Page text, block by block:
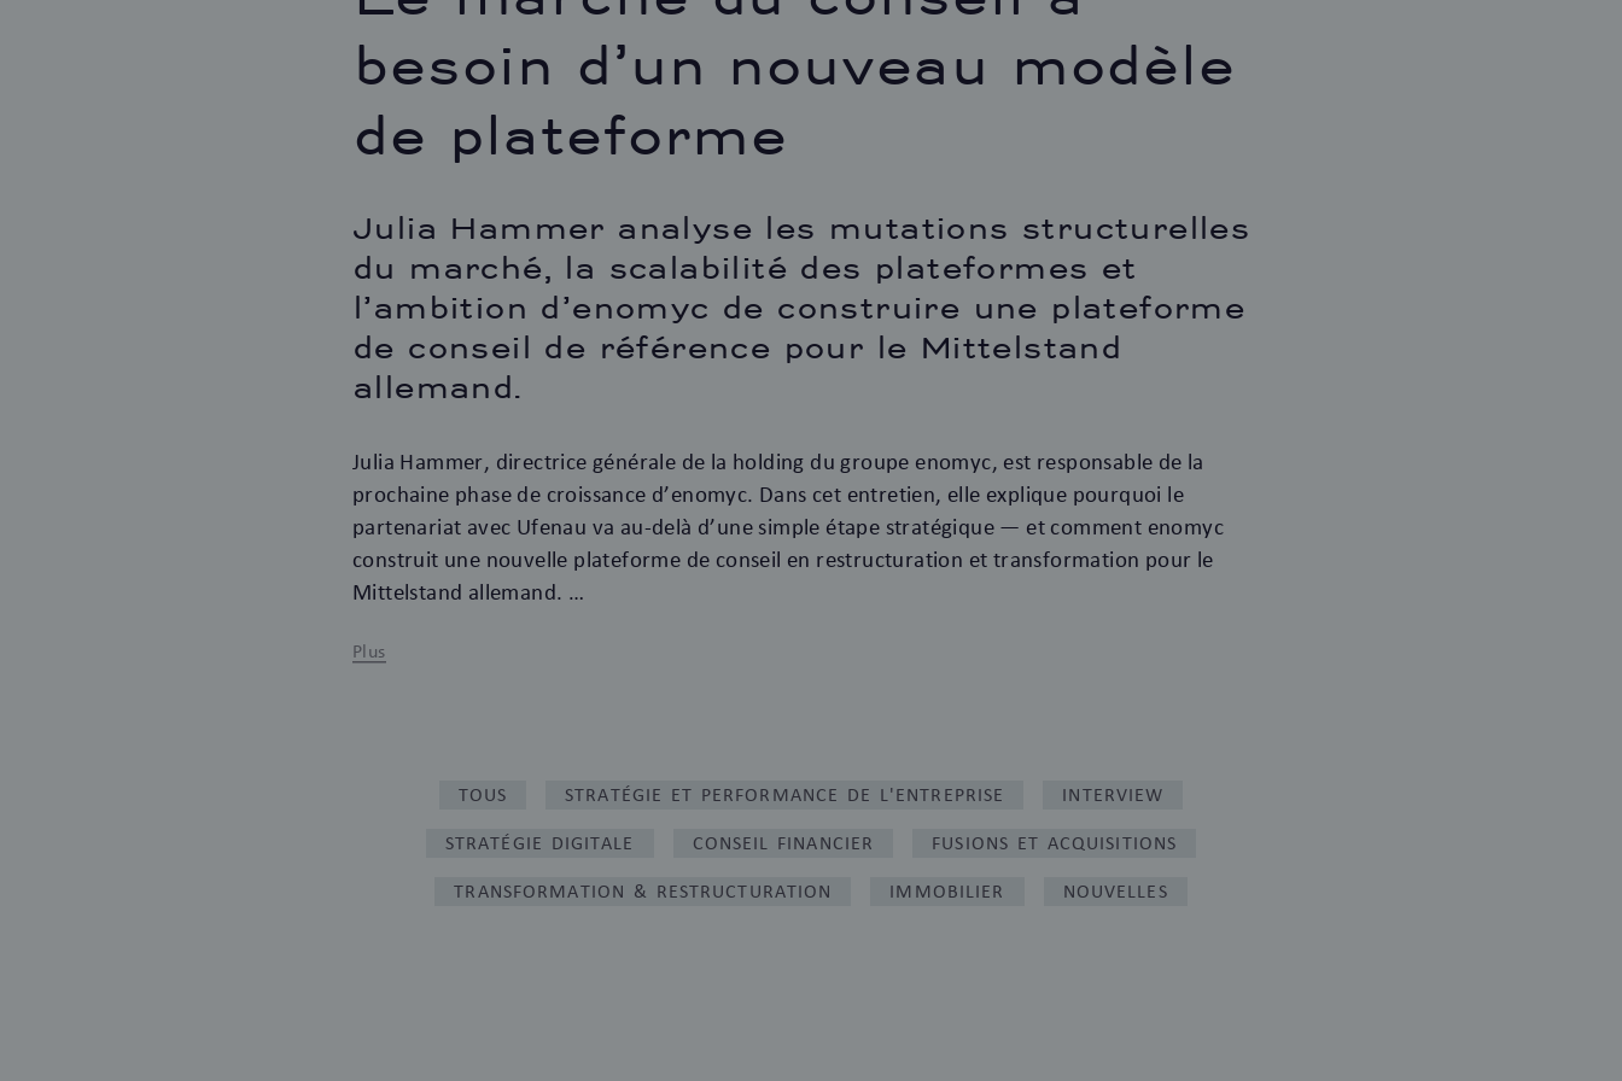
besoin d’un nouveau modèle
de plateforme
Julia Hammer analyse les mutations structurelles
du marché, la scalabilité des plateformes et
l’ambition d’enomyc de construire une plateforme
de conseil de référence pour le Mittelstand
allemand.
Julia Hammer, directrice générale de la holding du groupe enomyc, est responsable de la
prochaine phase de croissance d’enomyc. Dans cet entretien, elle explique pourquoi le
partenariat avec Ufenau va au-delà d’une simple étape stratégique — et comment enomyc
construit une nouvelle plateforme de conseil en restructuration et transformation pour le
Mittelstand allemand.
Plus
TOUS STRATÉGIE ET PERFORMANCE DE L'ENTREPRISE INTERVIEW
STRATÉGIE DIGITALE CONSEIL FINANCIER FUSIONS ET ACQUISITIONS
TRANSFORMATION & RESTRUCTURATION IMMOBILIER NOUVELLES